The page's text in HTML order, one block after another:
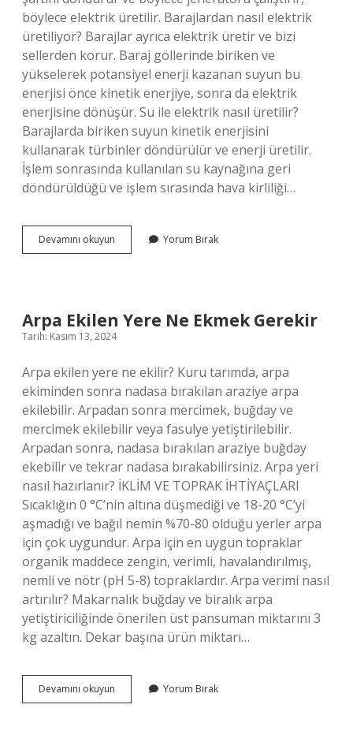
böylece elektrik üretilir. Barajlardan nasıl elektrik
üretiliyor? Barajlar ayrıca elektrik üretir ve bizi
sellerden korur. Baraj göllerinde biriken ve
yükselerek potansiyel enerji kazanan suyun bu
enerjisi önce kinetik enerjiye, sonra da elektrik
enerjisine dönüşür. Su ile elektrik nasıl üretilir?
Barajlarda biriken suyun kinetik enerjisini
kullanarak türbinler döndürülür ve enerji üretilir.
İşlem sonrasında kullanılan su kaynağına geri
döndürüldüğü ve işlem sırasında hava kirliliği…
Devamını okuyun Barajlardan
Elektrik
Yorum Bırak
Arpa Ekilen Yere Ne Ekmek Gerekir
Tarih: Kasım 13, 2024
Arpa ekilen yere ne ekilir? Kuru tarımda, arpa
ekiminden sonra nadasa bırakılan araziye arpa
ekilebilir. Arpadan sonra mercimek, buğday ve
mercimek ekilebilir veya fasulye yetiştirilebilir.
Arpadan sonra, nadasa bırakılan araziye buğday
ekebilir ve tekrar nadasa bırakabilirsiniz. Arpa yeri
nasıl hazırlanır? İKLİM VE TOPRAK İHTİYAÇLARI
Sıcaklığın 0 °C’nin altına düşmediği ve 18-20 °C’yi
aşmadığı ve bağıl nemin %70-80 olduğu yerler arpa
için çok uygundur. Arpa için en uygun topraklar
organik maddece zengin, verimli, havalandırılmış,
nemli ve nötr (pH 5-8) topraklardır. Arpa verimi nasıl
artırılır? Makarnalık buğday ve biralık arpa
yetiştiriciliğinde önerilen üst pansuman miktarını 3
kg azaltın. Dekar başına ürün miktarı…
Devamını okuyun
Ekilen
Yorum Bırak